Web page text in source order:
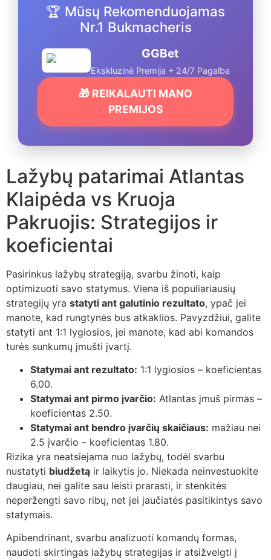
🏆 Mūsų Rekomenduojamas
Nr.1 Bukmacheris
GGBet
Ekskluzinė Premija + 24/7 Pagalba
🎁 REIKALAUTI MANO
PREMIJOS
Lažybų patarimai Atlantas
Klaipėda vs Kruoja
Pakruojis: Strategijos ir
koeficientai
Pasirinkus lažybų strategiją, svarbu žinoti, kaip
optimizuoti savo statymus. Viena iš populiariausių
strategijų yra statyti ant galutinio rezultato, ypač jei
manote, kad rungtynės bus atkaklios. Pavyzdžiui, galite
statyti ant 1:1 lygiosios, jei manote, kad abi komandos
turės sunkumų įmušti įvartį.
Statymai ant rezultato: 1:1 lygiosios – koeficientas
6.00.
Statymai ant pirmo įvarčio: Atlantas įmuš pirmas –
koeficientas 2.50.
Statymai ant bendro įvarčių skaičiaus: mažiau nei
2.5 įvarčio – koeficientas 1.80.
Rizika yra neatsiejama nuo lažybų, todėl svarbu
nustatyti biudžetą ir laikytis jo. Niekada neinvestuokite
daugiau, nei galite sau leisti prarasti, ir stenkitės
neperžengti savo ribų, net jei jaučiatės pasitikintys savo
statymais.
Apibendrinant, svarbu analizuoti komandų formas,
naudoti skirtingas lažybų strategijas ir atsižvelgti į